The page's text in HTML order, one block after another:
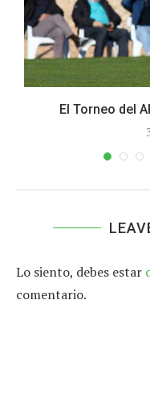
El Torneo del
Lo siento, debes estar
comentario.